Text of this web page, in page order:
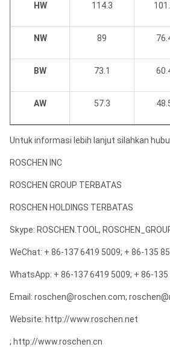
HW 114.3
NW 89
BW 73.1
AW 57.3
Untuk informasi lebih lanjut silahkan
ROSCHEN INC
ROSCHEN GROUP TERBATAS
ROSCHEN HOLDINGS TERBATAS
Skype: ROSCHEN.TOOL,
WeChat: + 86-137 6419 5009; + 86-135
WhatsApp: + 86-137 6419 5009; + 86-135
Email: roschen@roschen.com;
Website: http://www.roschen.net
; http://www.roschen.cn